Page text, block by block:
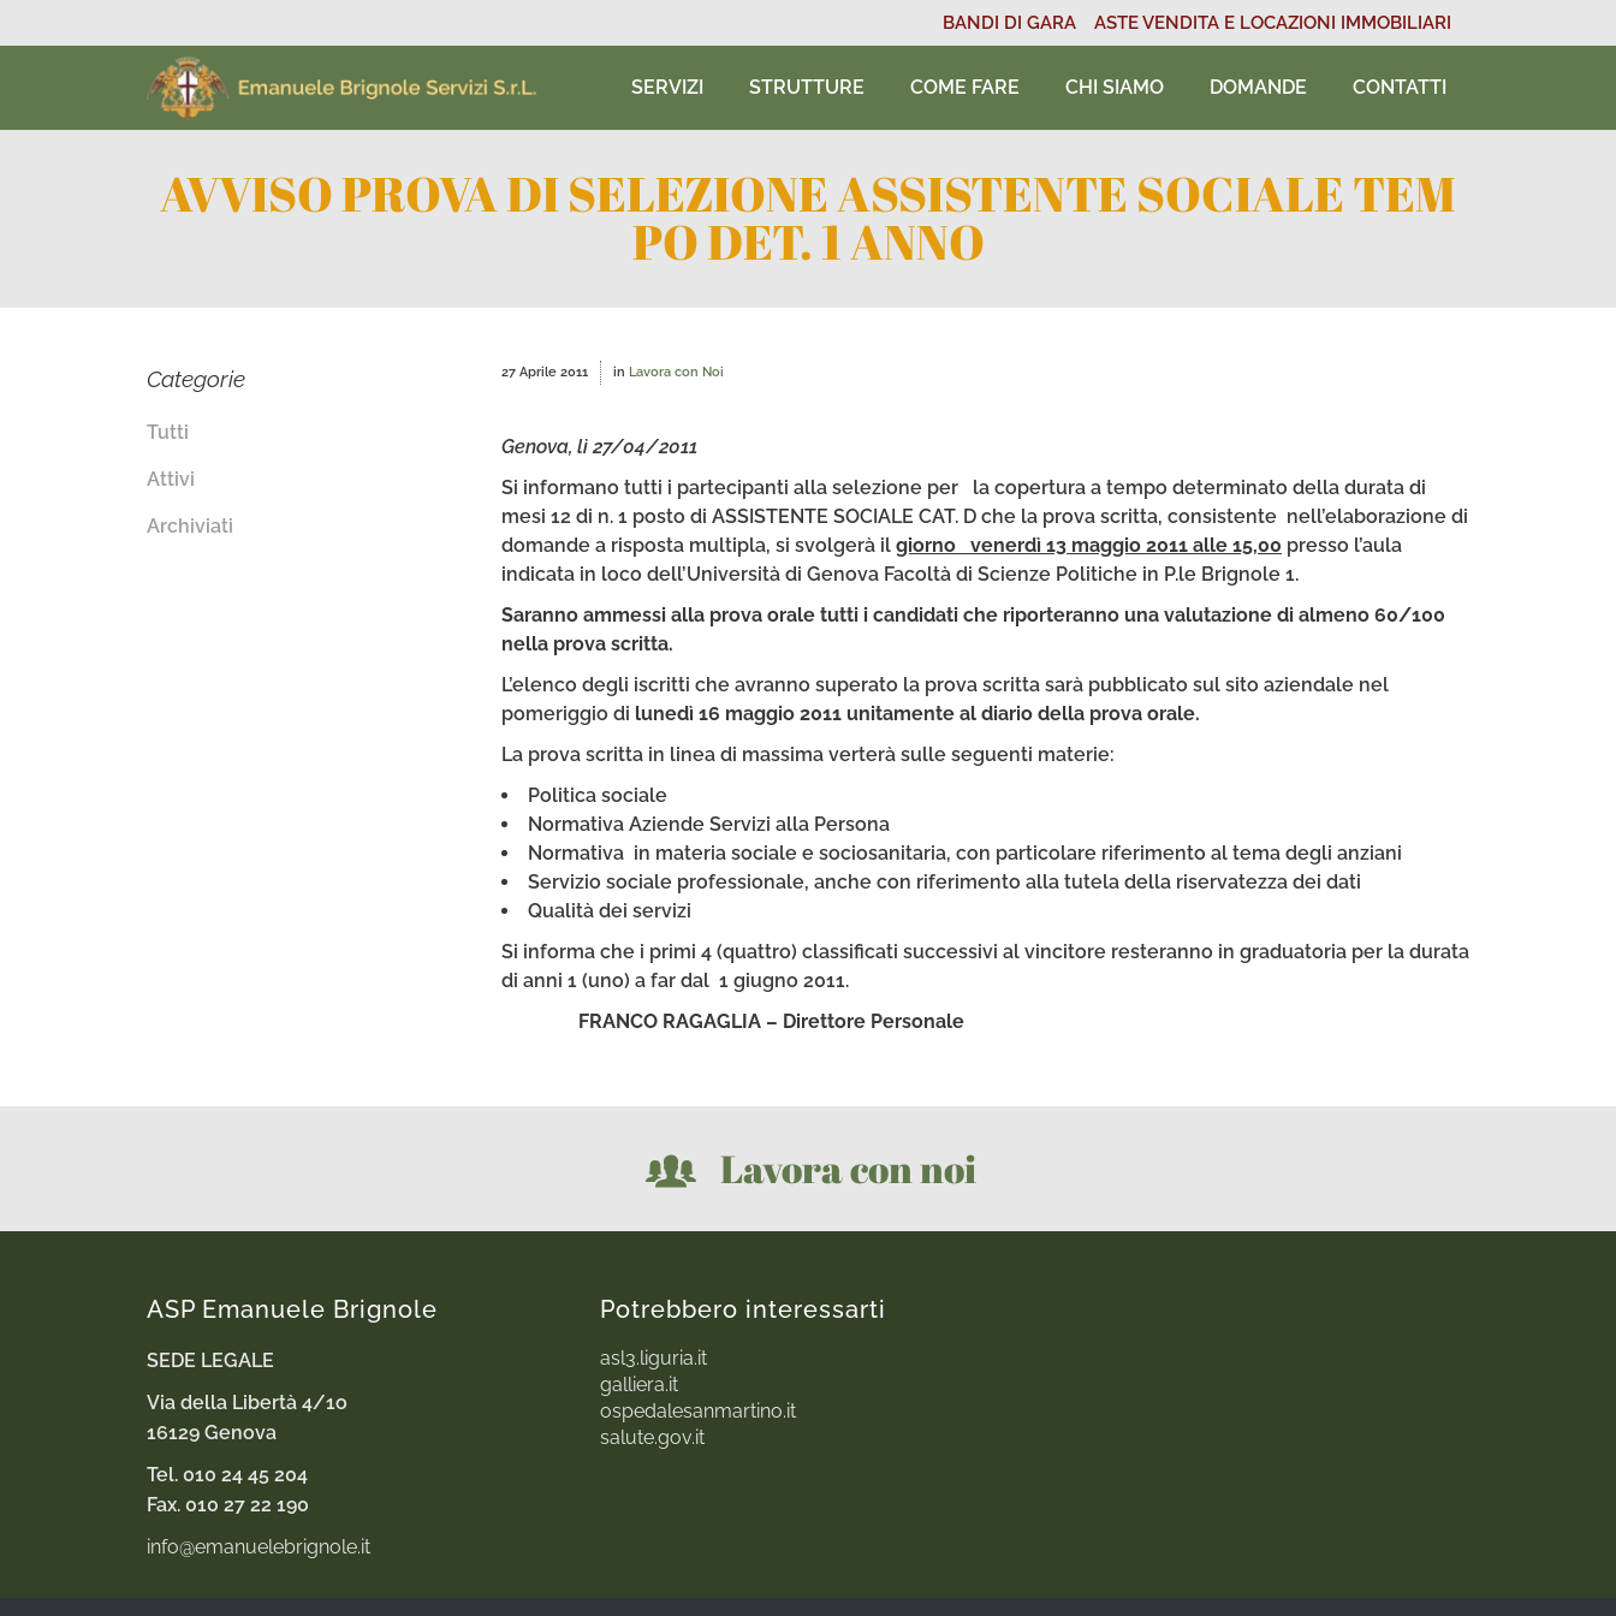
BANDI DI GARA ASTE VENDITA E LOCAZIONI IMMOBILIARI
SERVIZI STRUTTURE COME FARE CHI SIAMO DOMANDE CONTATTI
AVVISO PROVA DI SELEZIONE ASSISTENTE SOCIALE TEM
PO DET. 1 ANNO
Categorie
Tutti
Attivi
Archiviati
27 Aprile 2011 in Lavora con Noi
Genova, lì 27/04/2011
Si informano tutti i partecipanti alla selezione per la copertura a tempo determinato della durata di
mesi 12 di n. 1 posto di ASSISTENTE SOCIALE CAT. D che la prova scritta, consistente nell’elaborazione di
domande a risposta multipla, si svolgerà il giorno venerdì 13 maggio 2011 alle 15,00 presso l’aula
indicata in loco dell’Università di Genova Facoltà di Scienze Politiche in P.le Brignole 1.
Saranno ammessi alla prova orale tutti i candidati che riporteranno una valutazione di almeno 60/100
nella prova scritta.
L’elenco degli iscritti che avranno superato la prova scritta sarà pubblicato sul sito aziendale nel
pomeriggio di lunedì 16 maggio 2011 unitamente al diario della prova orale.
La prova scritta in linea di massima verterà sulle seguenti materie:
Politica sociale
Normativa Aziende Servizi alla Persona
Normativa in materia sociale e sociosanitaria, con particolare riferimento al tema degli anziani
Servizio sociale professionale, anche con riferimento alla tutela della riservatezza dei dati
Qualità dei servizi
Si informa che i primi 4 (quattro) classificati successivi al vincitore resteranno in graduatoria per la durata
di anni 1 (uno) a far dal 1 giugno 2011.
FRANCO RAGAGLIA – Direttore Personale
Lavora con noi
ASP Emanuele Brignole
SEDE LEGALE
Via della Libertà 4/1o
16129 Genova
Tel. 010 24 45 204
Fax. 010 27 22 190
info@emanuelebrignole.it
Potrebbero interessarti
asl3.liguria.it
galliera.it
ospedalesanmartino.it
salute.gov.it